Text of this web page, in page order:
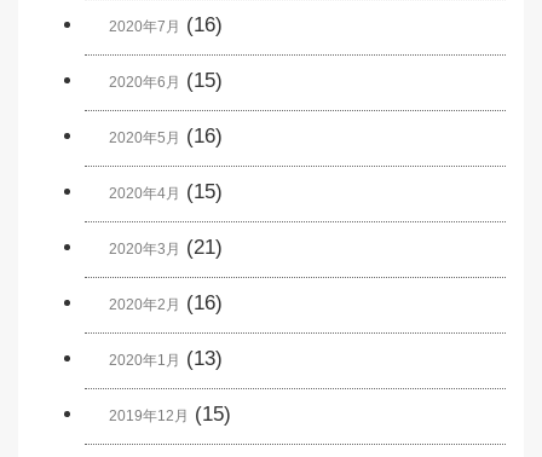
2020年7月 (16)
2020年6月 (15)
2020年5月 (16)
2020年4月 (15)
2020年3月 (21)
2020年2月 (16)
2020年1月 (13)
2019年12月 (15)